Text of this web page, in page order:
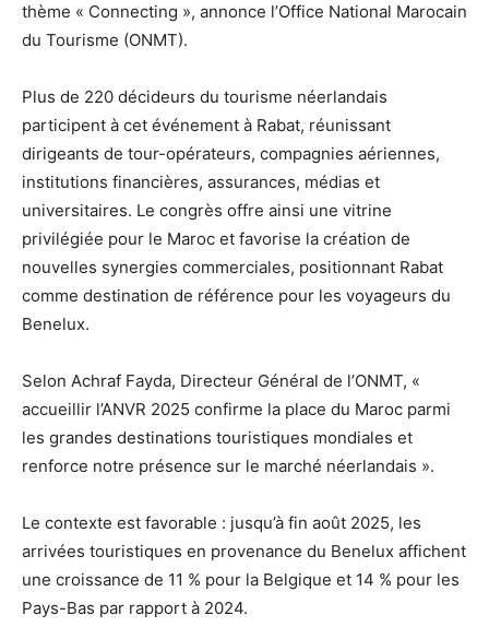
thème « Connecting », annonce l’Office National Marocain
du Tourisme (ONMT).
Plus de 220 décideurs du tourisme néerlandais
participent à cet événement à Rabat, réunissant
dirigeants de tour-opérateurs, compagnies aériennes,
institutions financières, assurances, médias et
universitaires. Le congrès offre ainsi une vitrine
privilégiée pour le Maroc et favorise la création de
nouvelles synergies commerciales, positionnant Rabat
comme destination de référence pour les voyageurs du
Benelux.
Selon Achraf Fayda, Directeur Général de l’ONMT, «
accueillir l’ANVR 2025 confirme la place du Maroc parmi
les grandes destinations touristiques mondiales et
renforce notre présence sur le marché néerlandais ».
Le contexte est favorable : jusqu’à fin août 2025, les
arrivées touristiques en provenance du Benelux affichent
une croissance de 11 % pour la Belgique et 14 % pour les
Pays-Bas par rapport à 2024.